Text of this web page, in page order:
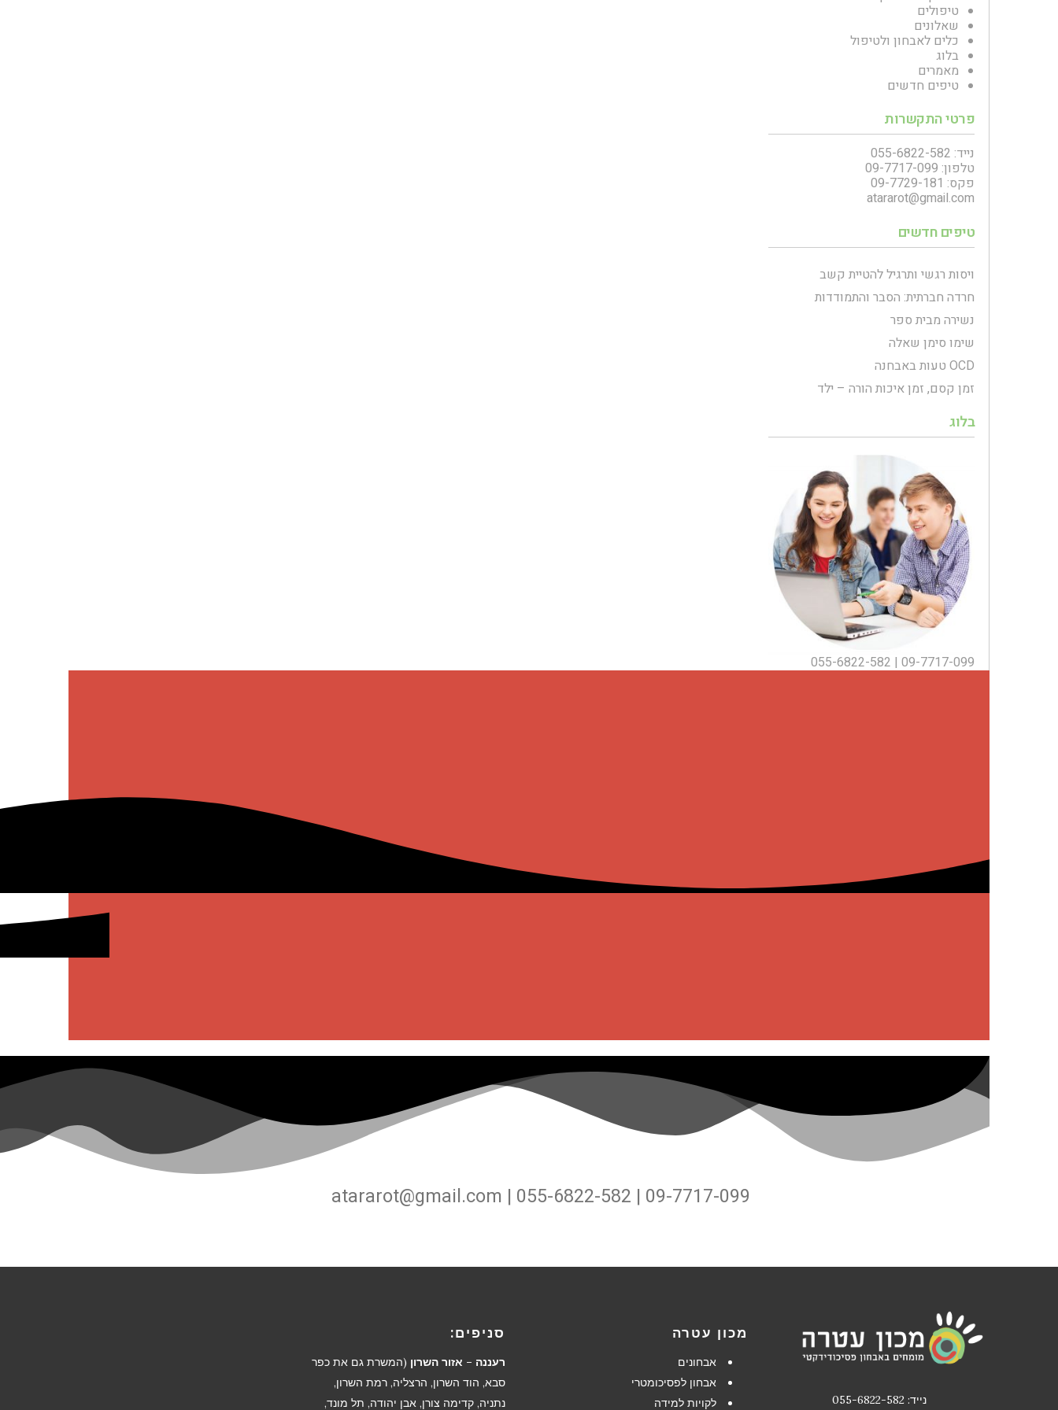
טיפולים
שאלונים
כלים לאבחון ולטיפול
בלוג
מאמרים
טיפים חדשים
פרטי התקשרות
נייד: 055-6822-582
טלפון: 09-7717-099
פקס: 09-7729-181
atararot@gmail.com
טיפים חדשים
ויסות רגשי ותרגיל להטיית קשב
חרדה חברתית: הסבר והתמודדות
נשירה מבית ספר
שימו סימן שאלה
OCD טעות באבחנה
זמן קסם, זמן איכות הורה – ילד
בלוג
09-7717-099
|
055-6822-582
atararot@gmail.com | 055-6822-582 | 09-7717-099
נייד: 055-6822-582
מכון עטרה
אבחונים
אבחון לפסיכומטרי
לקויות למידה
סניפים:
רעננה – אזור השרון (המשרת גם את כפר
סבא, הוד השרון, הרצליה, רמת השרון,
נתניה, קדימה צורן, אבן יהודה, תל מונד,